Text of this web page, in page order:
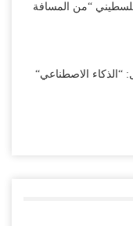
“من المسافة
“الذكاء الاصطناعي“